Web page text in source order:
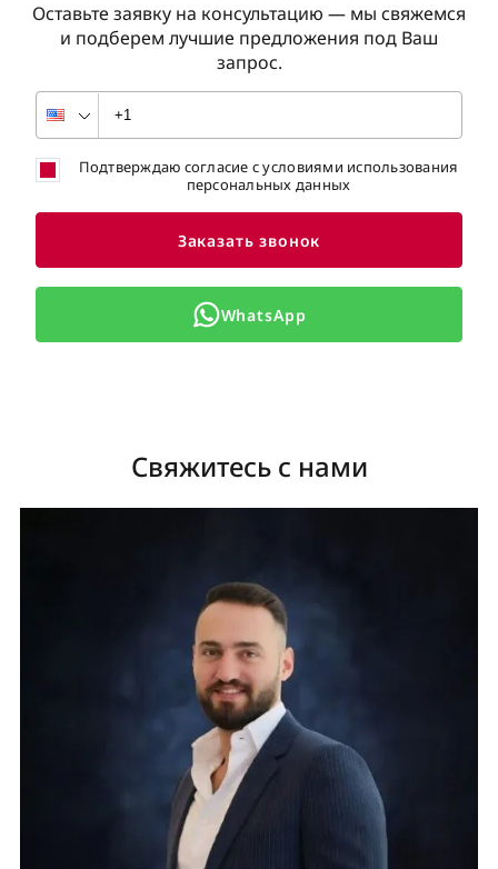
Оставьте заявку на консультацию — мы свяжемся
и подберем лучшие предложения под Ваш
запрос.
Подтверждаю согласие с условиями использования
персональных данных
Заказать звонок
WhatsApp
Свяжитесь с нами